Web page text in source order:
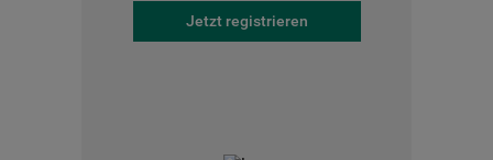
Jetzt registrieren